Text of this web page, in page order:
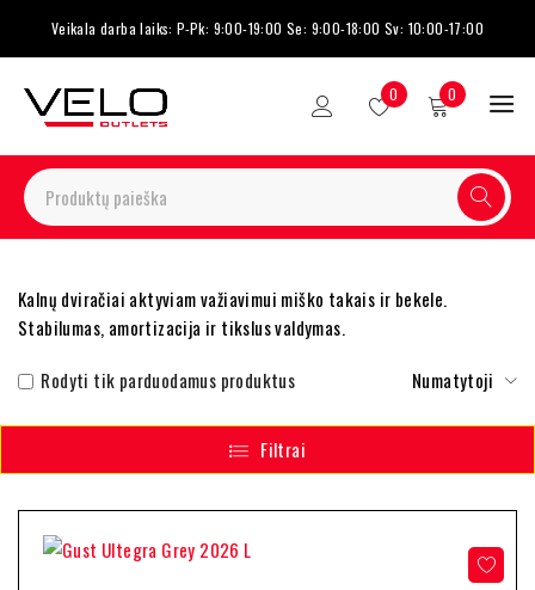
Veikala darba laiks: P-Pk: 9:00-19:00 Se: 9:00-18:00 Sv: 10:00-17:00
0 0
Kalnų dviračiai aktyviam važiavimui miško takais ir bekele.
Stabilumas, amortizacija ir tikslus valdymas.
Numatytoji
Rodyti tik parduodamus produktus
Filtrai